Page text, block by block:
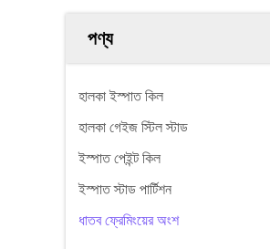
পণ্য
হালকা ইস্পাত কিল
হালকা গেইজ স্টিল স্টাড
ইস্পাত পেইন্ট কিল
ইস্পাত স্টাড পার্টিশন
ধাতব ফ্রেমিংয়ের অংশ